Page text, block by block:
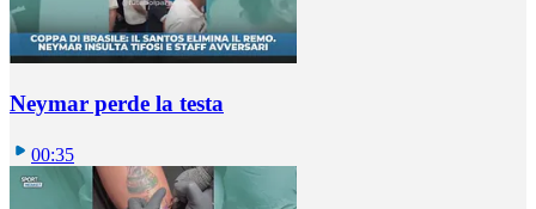
Neymar perde la testa
00:35